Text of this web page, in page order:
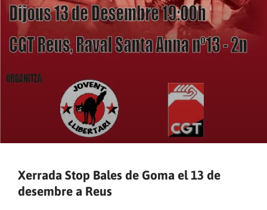
Xerrada Stop Bales de Goma el 13 de
desembre a Reus